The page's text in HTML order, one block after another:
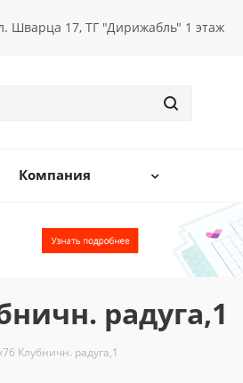
Шварца 17, ТГ "Дирижабль" 1 этаж
Компания
радуга,1
Клубничн. радуга,1